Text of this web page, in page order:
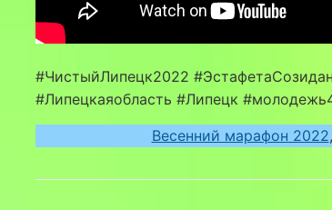
#ЧистыйЛипецк2022
#Липецкаяобласть #Липецк
Весенний марафон 2022,